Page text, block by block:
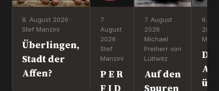
8. August 2026 ·
Stef Manzini
Überlingen,
Stadt der
Affen?
7.
August
2026 ·
Stef
Manzini
P E R
F I D
7. August
2026 ·
Michael
Freiherr von
Lüttwitz
Auf den
Spuren
6.
2026